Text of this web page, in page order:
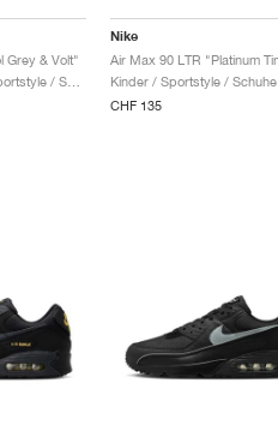
Grey & Volt"
Damen & Herren / Sportstyle / Schuhe
Nike
Kinder / Sportstyle / Schuhe
CHF 135